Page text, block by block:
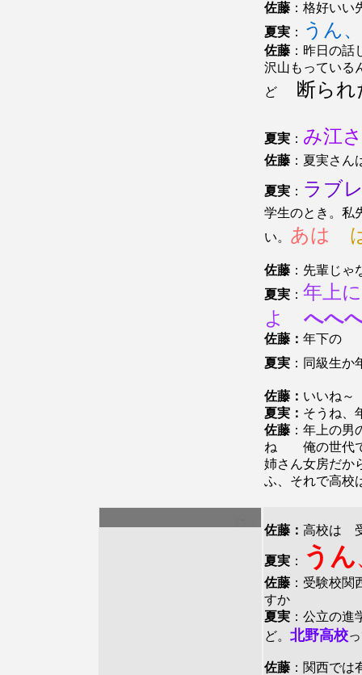
佐藤 ：格好い
夏実 ： うん
佐藤 ：昨日の
沢山もっている
ど
断られ
夏実 ： み江
佐藤 ：夏実さ
夏実 ： ラブ
学生のとき。私
い。 あは
佐藤 ：先輩じ
夏実 ： 年上
よ
へへ
佐藤： 年下の
夏実 ：同級生か
佐藤： いいね～
夏実： そうね、
佐藤 ：年上の
ね 俺の世代
姉さん女房だ
ふ、それで高校
佐藤： 高校は
夏実 ： うん
佐藤 ：受験校
すか
夏実 ：公立の
ど。 北野高校
佐藤 ：関西では